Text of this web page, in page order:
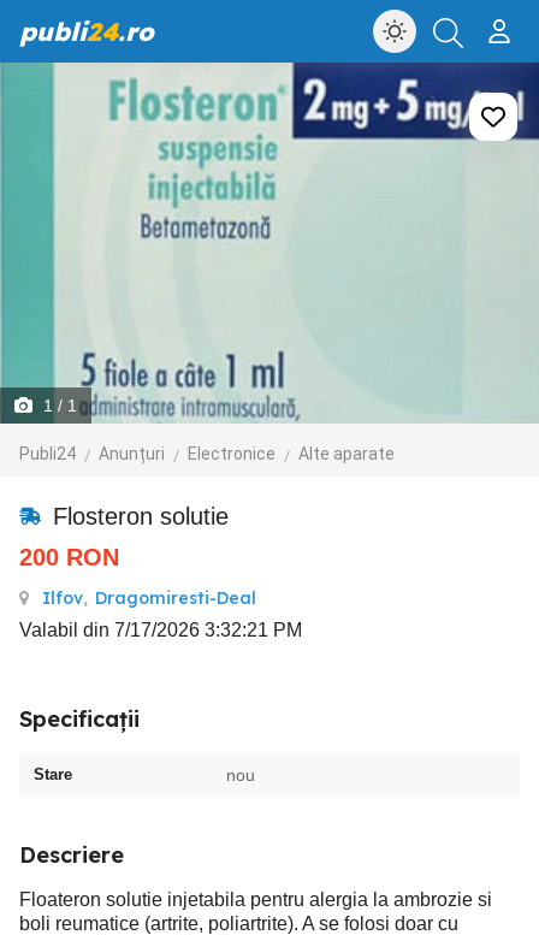
publi24.ro
1 / 1
Publi24 Anunțuri Electronice Alte aparate
Flosteron solutie
200 RON
Ilfov, Dragomiresti-Deal
Valabil din 7/17/2026 3:32:21 PM
Specificații
Stare nou
Descriere
Floateron solutie injetabila pentru alergia la ambrozie si
boli reumatice (artrite, poliartrite). A se folosi doar cu